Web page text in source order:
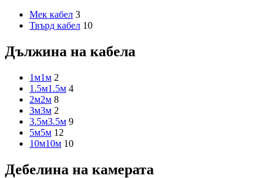
Мек кабел 3
Твърд кабел 10
Дължина на кабела
1м1м 2
1.5м1.5м 4
2м2м 8
3м3м 2
3.5м3.5м 9
5м5м 12
10м10м 10
Дебелина на камерата